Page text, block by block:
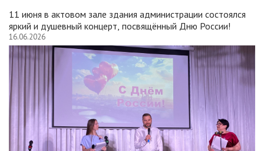
11 июня в актовом зале здания администрации состоялся
яркий и душевный концерт, посвящённый Дню России!
16.06.2026